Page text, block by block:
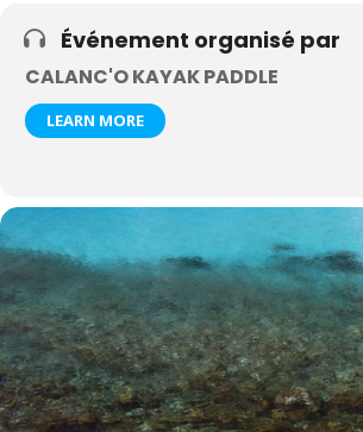
Événement organisé par
CALANC'O KAYAK PADDLE
LEARN MORE